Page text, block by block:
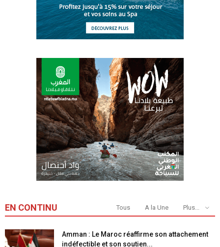
EN CONTINU Tous A la Une Plus...
Amman : Le Maroc réaffirme son attachement
indéfectible et son soutien...